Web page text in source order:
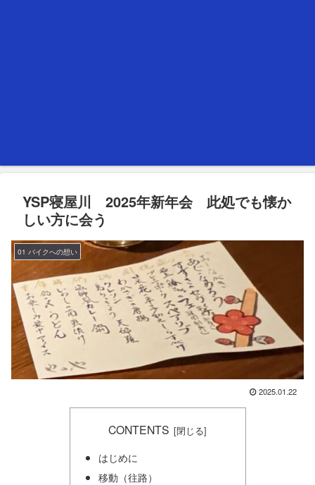
YSP寝屋川 2025年新年会 此処でも懐か
しい方に会う
01 バイクへの想い
2025.01.22
CONTENTS
はじめに
移動（往路）